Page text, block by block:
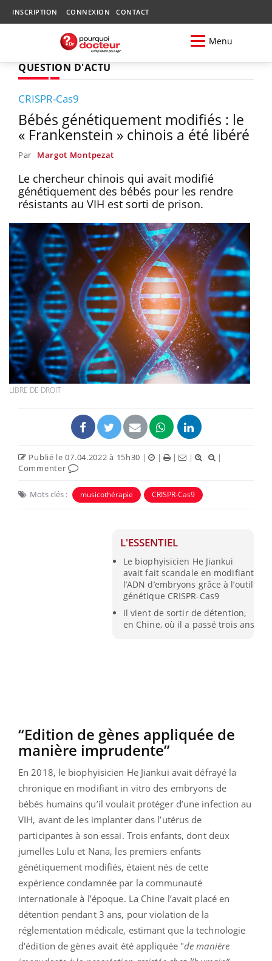
INSCRIPTION CONNEXION CONTACT
Menu
QUESTION D'ACTU
CRISPR-Cas9
Bébés génétiquement modifiés : le
« Frankenstein » chinois a été libéré
Par Margot Montpezat
Le chercheur chinois qui avait modifié
génétiquement des bébés pour les rendre
résistants au VIH est sorti de prison.
LIBRE DE DROIT
Publié le 07.04.2022 à 15h30 | | | |
|
Commenter
Mots clés : musicothérapie CRISPR-Cas9
L'ESSENTIEL
Le biophyisicien He Jiankui
avait fait scandale en modifiant
l’ADN d’embryons grâce à l’outil
génétique CRISPR-Cas9
Il vient de sortir de détention,
en Chine, où il a passé trois ans
“Edition de gènes appliquée de
manière imprudente”
En 2018, le biophyisicien He Jiankui avait défrayé la
chronique en modifiant in vitro des embryons de
bébés humains qu’il voulait protéger d’une infection au
VIH, avant de les implanter dans l’utérus de
participantes à son essai. Trois enfants, dont deux
jumelles Lulu et Nana, les premiers enfants
génétiquement modifiés, étaient nés de cette
expérience condamnée par la communauté
internationale à l’époque. La Chine l’avait placé en
détention pendant 3 ans, pour violation de la
réglementation médicale, estimant que la technologie
d'édition de gènes avait été appliquée "de manière